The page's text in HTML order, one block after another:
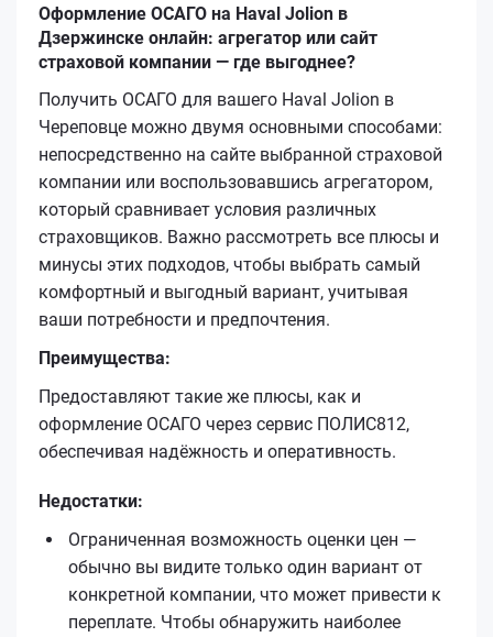
Оформление ОСАГО на Haval Jolion в
Дзержинске онлайн: агрегатор или сайт
страховой компании — где выгоднее?
Получить ОСАГО для вашего Haval Jolion в
Череповце можно двумя основными способами:
непосредственно на сайте выбранной страховой
компании или воспользовавшись агрегатором,
который сравнивает условия различных
страховщиков. Важно рассмотреть все плюсы и
минусы этих подходов, чтобы выбрать самый
комфортный и выгодный вариант, учитывая
ваши потребности и предпочтения.
Преимущества:
Предоставляют такие же плюсы, как и
оформление ОСАГО через сервис ПОЛИС812,
обеспечивая надёжность и оперативность.
Недостатки:
Ограниченная возможность оценки цен —
обычно вы видите только один вариант от
конкретной компании, что может привести к
переплате. Чтобы обнаружить наиболее